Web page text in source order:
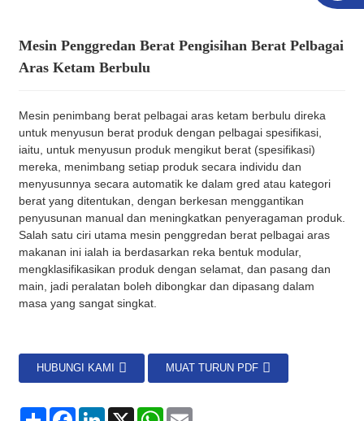
Mesin Penggredan Berat Pengisihan Berat Pelbagai
Aras Ketam Berbulu
Mesin penimbang berat pelbagai aras ketam berbulu direka
untuk menyusun berat produk dengan pelbagai spesifikasi,
iaitu, untuk menyusun produk mengikut berat (spesifikasi)
mereka, menimbang setiap produk secara individu dan
menyusunnya secara automatik ke dalam gred atau kategori
berat yang ditentukan, dengan berkesan menggantikan
penyusunan manual dan meningkatkan penyeragaman produk.
Salah satu ciri utama mesin penggredan berat pelbagai aras
makanan ini ialah ia berdasarkan reka bentuk modular,
mengklasifikasikan produk dengan selamat, dan pasang dan
main, jadi peralatan boleh dibongkar dan dipasang dalam
masa yang sangat singkat.
HUBUNGI KAMI MUAT TURUN PDF
kongsiFacebookLinkedIn
X WhatsApp
E-